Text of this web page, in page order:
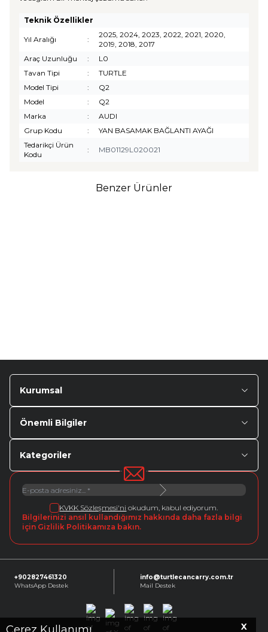
X
Teknik Özellikler
Yıl Aralığı :
2025, 2024, 2023, 2022, 2021, 2020,
2019, 2018, 2017
Araç Uzunluğu
:
L0
Tavan Tipi
:
TURTLE
Model Tipi
:
Q2
Model
:
Q2
Marka
:
AUDI
Grup Kodu
:
YAN BASAMAK BAĞLANTI AYAĞI
Tedarikçi Ürün
Kodu
: MB01129L020021
Benzer Ürünler
Kurumsal
Önemli Bilgiler
Kategoriler
KVKK Sözleşmesi'ni okudum, kabul ediyorum.
Bilgilerinizi ansıl kullandığımız hakkında daha fazla bilgi
için Gizlilik Politikamıza bakın.
+902827461320
WhatsApp Destek
info@turtlecancarry.com.tr
Mail Destek
Facebook
X InstagramYoutube